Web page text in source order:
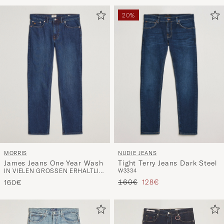
MORRIS
James Jeans One Year Wash
IN VIELEN GRÖSSEN ERHÄLTLICH
160€
20%
NUDIE JEANS
Tight Terry Jeans Dark Steel
W3334
Regulärer Preis
160€ Reduzierter Preis
128€